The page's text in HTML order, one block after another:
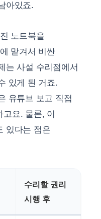
아있죠.
노트북을
맡겨서 비싼
는 사설 수리점에서
있게 된 거죠.
유튜브 보고 직접
고요. 물론, 이
있다는 점은
수리할 권리
시행 후